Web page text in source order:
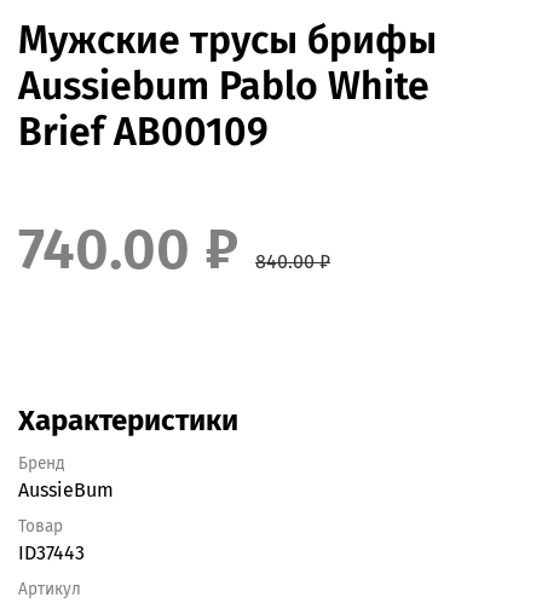
Мужские трусы брифы
Aussiebum Pablo White
Brief AB00109
740.00 ₽ 840.00 ₽
Характеристики
Бренд
AussieBum
Товар
ID37443
Артикул